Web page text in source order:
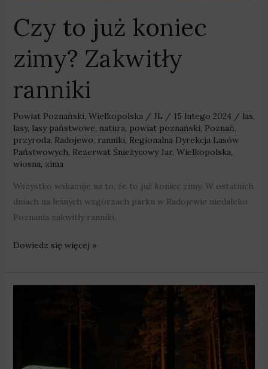
Czy to już koniec
zimy? Zakwitły
ranniki
Powiat Poznański Wielkopolska / JL / 15 lutego 2024 / las
lasy, lasy państwowe natura powiat poznański Poznań
przyroda Radojewo ranniki Regionalna Dyrekcja Lasów
Państwowych Rezerwat Śnieżycowy Jar, Wielkopolska
wiosna zima
Wszystko wskazuje na to, że to już koniec zimy. W ostatnich
dniach na leśnych wzgórzach parku w Radojewie niedaleko
Poznania zakwitły ranniki.
Dowiedz się więcej »